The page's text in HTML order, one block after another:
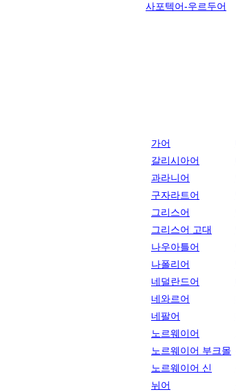
사포텍어-우르두어
가어
갈리시아어
과라니어
구자라트어
그리스어
그리스어 고대
나우아틀어
나폴리어
네덜란드어
네와르어
네팔어
노르웨이어
노르웨이어 부크몰
노르웨이어 신
뉘어